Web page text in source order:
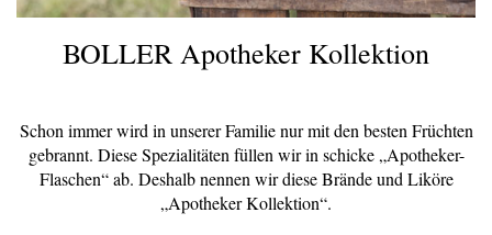
BOLLER Apotheker Kollektion
Schon immer wird in unserer Familie nur mit den besten Früchten
gebrannt. Diese Spezialitäten füllen wir in schicke „Apotheker-
Flaschen“ ab. Deshalb nennen wir diese Brände und Liköre
„Apotheker Kollektion“.